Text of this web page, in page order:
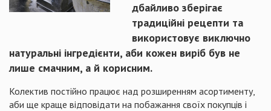
дбайливо зберігає
традиційні рецепти та
використовує виключно
натуральні інгредієнти, аби кожен виріб був не
лише смачним, а й корисним.
Колектив постійно працює над розширенням асортименту,
аби ще краще відповідати на побажання своїх покупців і